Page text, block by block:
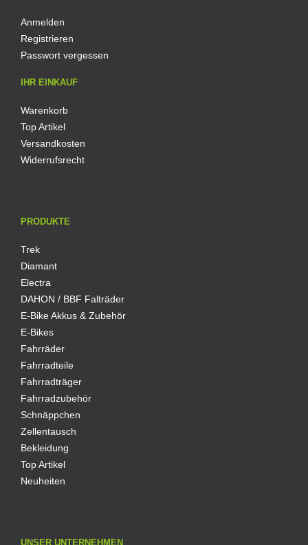
Anmelden
Registrieren
Passwort vergessen
IHR EINKAUF
Warenkorb
Top Artikel
Versandkosten
Widerrufsrecht
PRODUKTE
Trek
Diamant
Electra
DAHON / BBF Falträder
E-Bike Akkus & Zubehör
E-Bikes
Fahrräder
Fahrradteile
Fahrradträger
Fahrradzubehör
Schnäppchen
Zellentausch
Bekleidung
Top Artikel
Neuheiten
UNSER UNTERNEHMEN